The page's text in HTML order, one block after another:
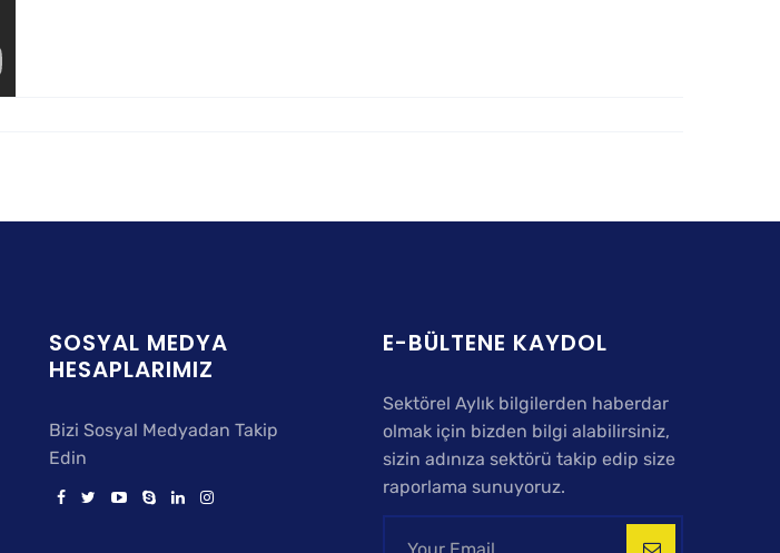
SOSYAL MEDYA
HESAPLARIMIZ
Bizi Sosyal Medyadan Takip
Edin
E-BÜLTENE KAYDOL
Sektörel Aylık bilgilerden haberdar
olmak için bizden bilgi alabilirsiniz,
sizin adınıza sektörü takip edip size
raporlama sunuyoruz.